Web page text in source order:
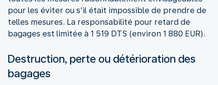
pour les éviter ou s'il était impossible de prendre de
telles mesures. La responsabilité pour retard de
bagages est limitée à 1 519 DTS (environ 1 880 EUR).
Destruction, perte ou détérioration des
bagages